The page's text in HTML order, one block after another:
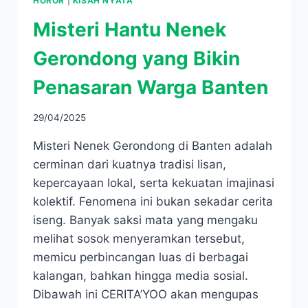
Misteri Hantu Nenek
Gerondong yang Bikin
Penasaran Warga Banten
29/04/2025
Misteri Nenek Gerondong di Banten adalah
cerminan dari kuatnya tradisi lisan,
kepercayaan lokal, serta kekuatan imajinasi
kolektif. Fenomena ini bukan sekadar cerita
iseng. Banyak saksi mata yang mengaku
melihat sosok menyeramkan tersebut,
memicu perbincangan luas di berbagai
kalangan, bahkan hingga media sosial.
Dibawah ini CERITA’YOO akan mengupas